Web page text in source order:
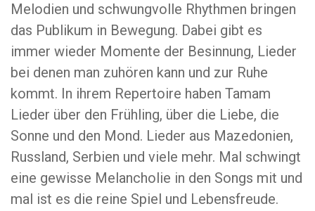
Melodien und schwungvolle Rhythmen bringen
das Publikum in Bewegung. Dabei gibt es
immer wieder Momente der Besinnung, Lieder
bei denen man zuhören kann und zur Ruhe
kommt. In ihrem Repertoire haben Tamam
Lieder über den Frühling, über die Liebe, die
Sonne und den Mond. Lieder aus Mazedonien,
Russland, Serbien und viele mehr. Mal schwingt
eine gewisse Melancholie in den Songs mit und
mal ist es die reine Spiel und Lebensfreude.